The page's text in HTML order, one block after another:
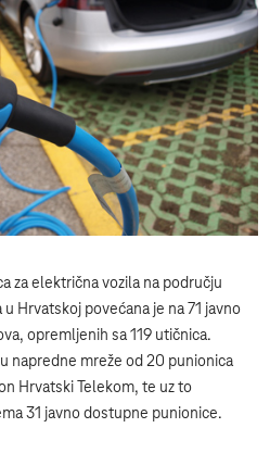
za električna vozila na području
Hrvatskoj povećana je na 71 javno
opremljenih sa 119 utičnica.
napredne mreže od 20 punionica
Hrvatski Telekom, te uz to
31 javno dostupne punionice.